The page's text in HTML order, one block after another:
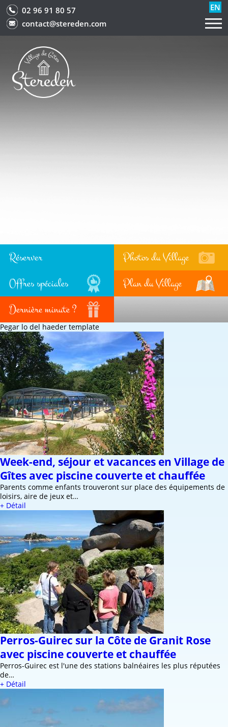
02 96 91 80 57
contact@stereden.com
EN
Réserver
Photos du Village
Offres spéciales
Plan du Village
Dernière minute ?
Pegar lo del haeder template
Week-end, séjour et vacances en Village de
Gîtes avec piscine couverte et chauffée
Parents comme enfants trouveront sur place des équipements de
loisirs, aire de jeux et…
+ Détail
Perros-Guirec sur la Côte de Granit Rose
avec piscine couverte et chauffée
Perros-Guirec est l'une des stations balnéaires les plus réputées
de…
+ Détail